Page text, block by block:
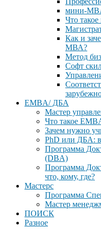
мини-
Что
Как и
МВА?
Метод
Софт
EMBA/ ДБA
Мастер
Что такое
Зачем нужно
PhD или ДБА: в
Программа
(DBА)
Программа
что, кому, где?
Мастерс
Программа
Мастер
ПОИСК
Разное